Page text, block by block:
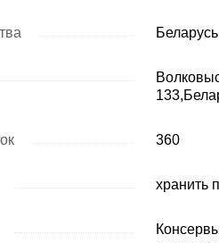
Беларусь
360
хранить